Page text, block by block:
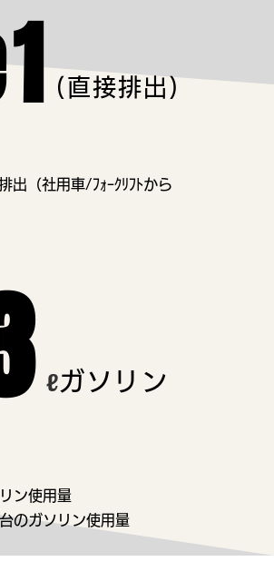
(直接排出)
出（社用車/ﾌｫｰｸﾘﾌﾄから
ℓガソリン
ン使用量
のガソリン使用量